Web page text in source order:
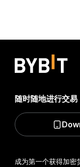
成为第一个获得加密
随时随地进行交易